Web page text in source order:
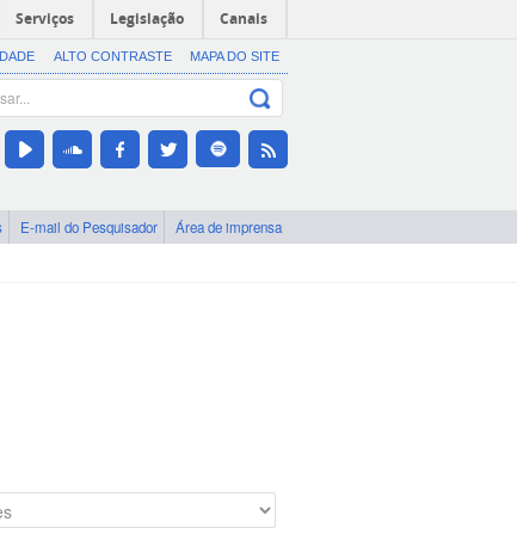
Serviços Legislação Canais
ALTO CONTRASTE MAPA DO SITE
E-mail do Pesquisador Área de imprensa